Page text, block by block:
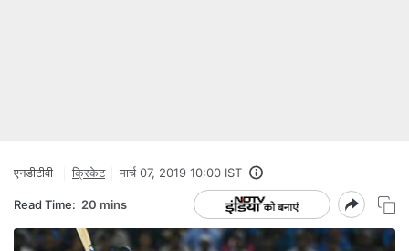
एनडीटीवी क्रिकेट मार्च 07, 2019 10:00 IST
Read Time: 20 mins